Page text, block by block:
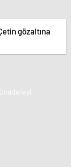
gözaltına